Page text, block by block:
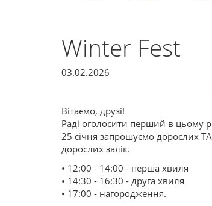
Winter Fest
03.02.2026
Вітаємо, друзі!
Раді оголосити перший в цьому
25 січня запрошуємо дорослих
дорослих залік.
• 12:00 - 14:00 - перша хвиля
• 14:30 - 16:30 - друга хвиля
• 17:00 - нагородження.